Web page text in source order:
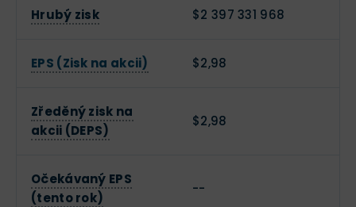
Hrubý zisk $2 397 331 968
EPS (Zisk na akcii) $2,98
Zředěný zisk na
akcii (DEPS)
$2,98
Očekávaný EPS
(tento rok)
--